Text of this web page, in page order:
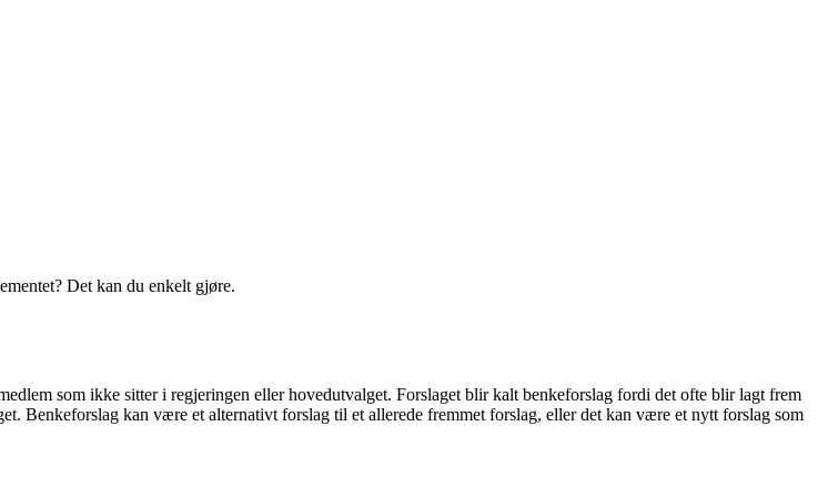
Det kan du enkelt gjøre.
som ikke sitter i regjeringen eller hovedutvalget. Forslaget blir kalt benkeforslag fordi det ofte blir lagt frem
Benkeforslag kan være et alternativt forslag til et allerede fremmet forslag, eller det kan være et nytt forslag som